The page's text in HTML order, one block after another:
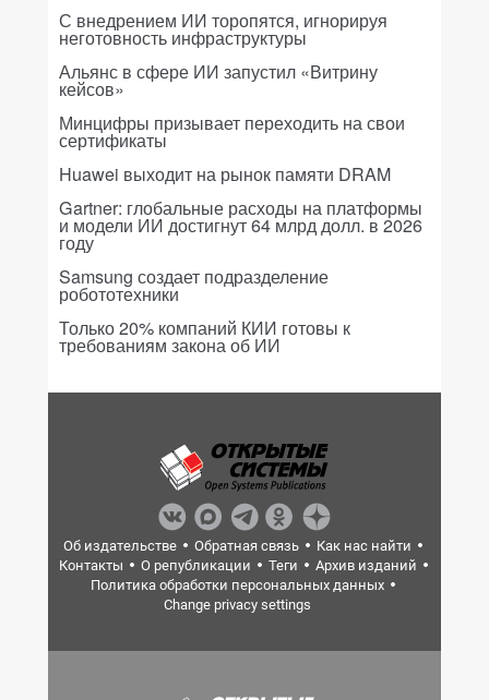
С внедрением ИИ торопятся, игнорируя
неготовность инфраструктуры
Альянс в сфере ИИ запустил «Витрину
кейсов»
Минцифры призывает переходить на свои
сертификаты
Huawei выходит на рынок памяти DRAM
Gartner: глобальные расходы на платформы
и модели ИИ достигнут 64 млрд долл. в 2026
году
Samsung создает подразделение
робототехники
Только 20% компаний КИИ готовы к
требованиям закона об ИИ
Об издательстве Обратная связь
Как нас найти
Контакты
О републикации Теги
Архив изданий
Политика обработки персональных данных
Change privacy settings